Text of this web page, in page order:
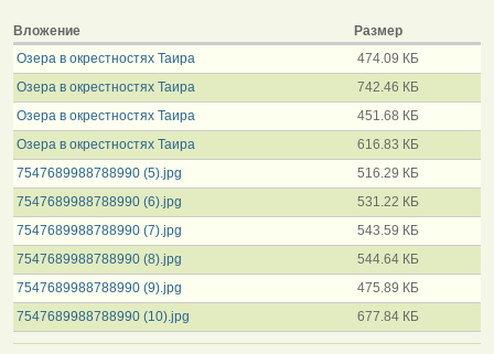
Вложение
Размер
Озера в окрестностях Таира
474.09 КБ
Озера в окрестностях Таира
742.46 КБ
Озера в окрестностях Таира
451.68 КБ
Озера в окрестностях Таира
616.83 КБ
7547689988788990 (5).jpg
516.29 КБ
7547689988788990 (6).jpg
531.22 КБ
7547689988788990 (7).jpg
543.59 КБ
7547689988788990 (8).jpg
544.64 КБ
7547689988788990 (9).jpg
475.89 КБ
7547689988788990 (10).jpg
677.84 КБ